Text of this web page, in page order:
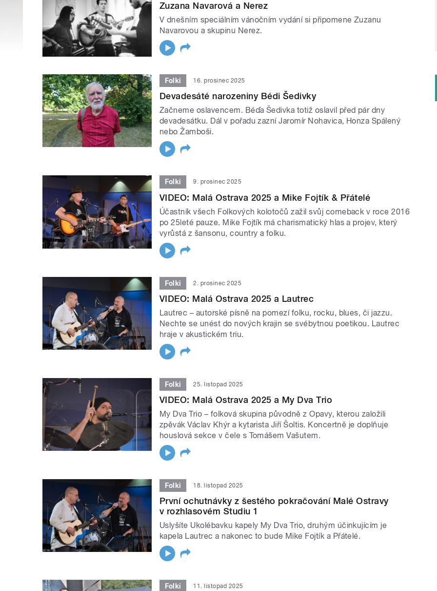
Zuzana Navarová a Nerez
V dnešním speciálním vánočním vydání si připomene Zuzanu
Navarovou a skupinu Nerez.
Folki 16. prosinec 2025
Devadesáté narozeniny Bédi Šedivky
Začneme oslavencem. Béďa Šedivka totiž oslavil před pár dny
devadesátku. Dál v pořadu zazní Jaromír Nohavica, Honza Spálený
nebo Žamboši.
Folki 9. prosinec 2025
VIDEO: Malá Ostrava 2025 a Mike Fojtík & Přátelé
Účastník všech Folkových kolotočů zažil svůj comeback v roce 2016
po 25leté pauze. Mike Fojtík má charismatický hlas a projev, který
vyrůstá z šansonu, country a folku.
Folki 2. prosinec 2025
VIDEO: Malá Ostrava 2025 a Lautrec
Lautrec – autorské písně na pomezí folku, rocku, blues, či jazzu.
Nechte se unést do nových krajin se svébytnou poetikou. Lautrec
hraje v akustickém triu.
Folki 25. listopad 2025
VIDEO: Malá Ostrava 2025 a My Dva Trio
My Dva Trio – folková skupina původně z Opavy, kterou založili
zpěvák Václav Khýr a kytarista Jiří Šoltis. Koncertně je doplňuje
houslová sekce v čele s Tomášem Vašutem.
Folki 18. listopad 2025
První ochutnávky z šestého pokračování Malé Ostravy
v rozhlasovém Studiu 1
Uslyšíte Ukolébavku kapely My Dva Trio, druhým účinkujícím je
kapela Lautrec a nakonec to bude Mike Fojtík a Přátelé.
Folki 11. listopad 2025